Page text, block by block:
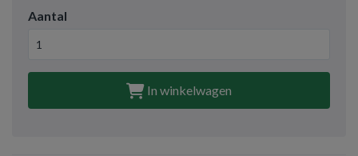
Aantal
In winkelwagen